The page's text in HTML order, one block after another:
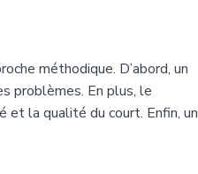
méthodique. D’abord, un
problèmes. En plus, le
la qualité du court. Enfin, un